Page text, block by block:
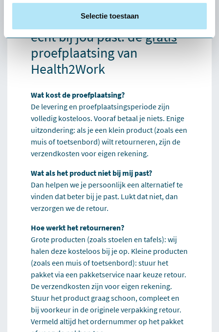
Selectie toestaan
Ervaren of een product
écht bij jou past: degratis
proefplaatsing van
Health2Work
Wat kost de proefplaatsing?
De levering en proefplaatsingsperiode zijn
volledig kosteloos. Vooraf betaal je niets. Enige
uitzondering: als je een klein product (zoals een
muis of toetsenbord) wilt retourneren, zijn de
verzendkosten voor eigen rekening.
Wat als het product niet bij mij past?
Dan helpen we je persoonlijk een alternatief te
vinden dat beter bij je past. Lukt dat niet, dan
verzorgen we de retour.
Hoe werkt het retourneren?
Grote producten (zoals stoelen en tafels): wij
halen deze kosteloos bij je op. Kleine producten
(zoals een muis of toetsenbord): stuur het
pakket via een pakketservice naar keuze retour.
De verzendkosten zijn voor eigen rekening.
Stuur het product graag schoon, compleet en
bij voorkeur in de originele verpakking retour.
Vermeld altijd het ordernummer op het pakket